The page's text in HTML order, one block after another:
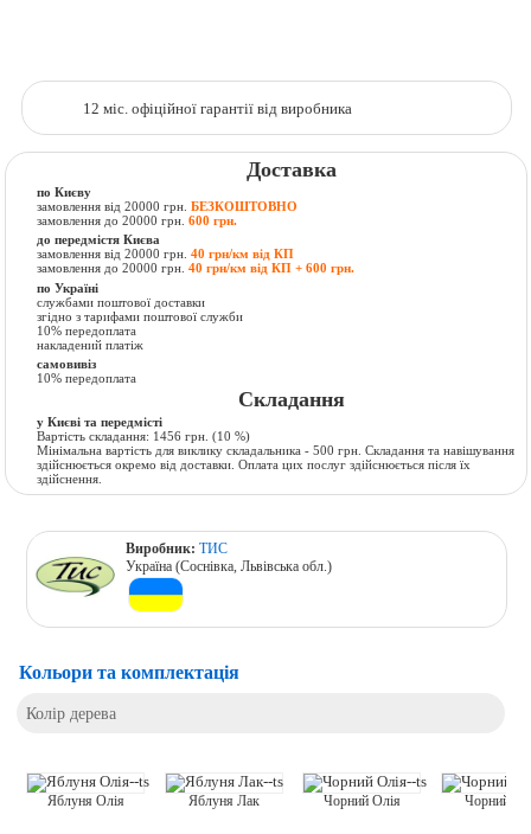
12 міс. офіційної гарантії від виробника
Доставка
по Києву
замовлення від 20000 грн.БЕЗКОШТОВНО
замовлення до 20000 грн.600 грн.
до передмістя Києва
замовлення від 20000 грн.40 грн/км від КП
замовлення до 20000 грн.40 грн/км від КП + 600 грн.
по Україні
службами поштової доставки
згідно з тарифами поштової служби
10% передоплата
накладений платіж
самовивіз
10% передоплата
Складання
у Києві та передмісті
Вартість складання: 1456 грн. (10 %)
Мінімальна вартість для виклику складальника - 500 грн. Складання та навішування
здійснюється окремо від доставки. Оплата цих послуг здійснюється після їх
здійснення.
Виробник:ТИС
Україна (Соснівка, Львівська обл.)
Кольори та комплектація
Колір дерева
Яблуня Олія Яблуня Лак Чорний Олія Чорний